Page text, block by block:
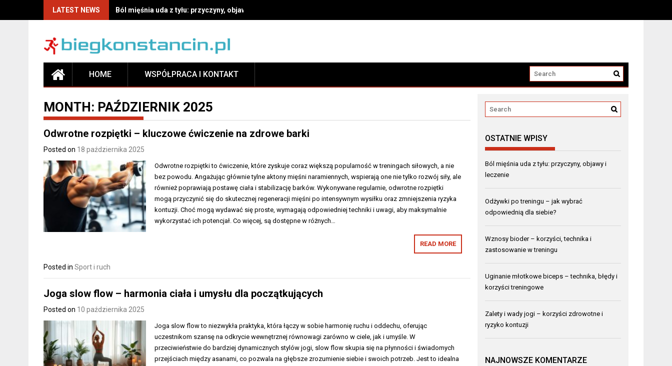
LATEST NEWS Ból mięśnia uda z tyłu: przyczyny, objawy i leczenie
HOME WSPÓŁPRACA I KONTAKT
MONTH: PAŹDZIERNIK 2025
Odwrotne rozpiętki – kluczowe ćwiczenie na zdrowe barki
Posted on 18 października 2025
Odwrotne rozpiętki to ćwiczenie, które zyskuje coraz większą popularność w treningach siłowych, a nie
bez powodu. Angażując głównie tylne aktony mięśni naramiennych, wspierają one nie tylko rozwój siły, ale
również poprawiają postawę ciała i stabilizację barków. Wykonywane regularnie, odwrotne rozpiętki
mogą przyczynić się do skutecznej regeneracji mięśni po intensywnym wysiłku oraz zmniejszenia ryzyka
kontuzji. Choć mogą wydawać się proste, wymagają odpowiedniej techniki i uwagi, aby maksymalnie
wykorzystać ich potencjał. Co więcej, są dostępne w różnych…
READ MORE
Posted in Sport i ruch
Joga slow flow – harmonia ciała i umysłu dla początkujących
Posted on 10 października 2025
Joga slow flow to niezwykła praktyka, która łączy w sobie harmonię ruchu i oddechu, oferując
uczestnikom szansę na odkrycie wewnętrznej równowagi zarówno w ciele, jak i umyśle. W
przeciwieństwie do bardziej dynamicznych stylów jogi, slow flow skupia się na płynności i świadomych
przejściach między asanami, co pozwala na głębsze zrozumienie siebie i swoich potrzeb. Jest to idealna
OSTATNIE WPISY
Ból mięśnia uda z tyłu: przyczyny, objawy i
leczenie
Odżywki po treningu – jak wybrać
odpowiednią dla siebie?
Wznosy bioder – korzyści, technika i
zastosowanie w treningu
Uginanie młotkowe biceps – technika, błędy i
korzyści treningowe
Zalety i wady jogi – korzyści zdrowotne i
ryzyko kontuzji
NAJNOWSZE KOMENTARZE